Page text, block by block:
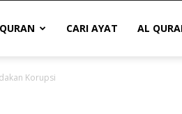
CARI AYAT AL
Korupsi